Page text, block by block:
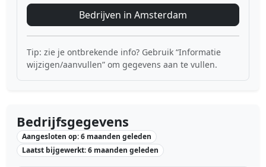
Bedrijven in Amsterdam
Tip: zie je ontbrekende info? Gebruik “Informatie
wijzigen/aanvullen” om gegevens aan te vullen.
Bedrijfsgegevens
Aangesloten op: 6 maanden geleden
Laatst bijgewerkt: 6 maanden geleden